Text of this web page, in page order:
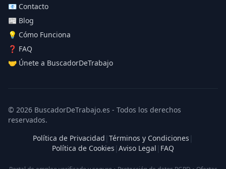
📧 Contacto
📰 Blog
💡 Cómo Funciona
❓ FAQ
🤝 Únete a BuscadorDeTrabajo
© 2026 BuscadorDeTrabajo.es - Todos los derechos
reservados.
Política de Privacidad | Términos y Condiciones |
Política de Cookies | Aviso Legal | FAQ